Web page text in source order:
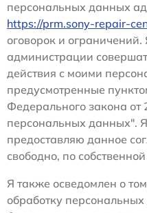
персональных данных
https://prm.sony-repair-
оговорок и
администрации
действия с моими
предусмотренные
Федерального закона
персональных данных".
предоставляю данное
свободно, по
Я также осведомлен о
обработку